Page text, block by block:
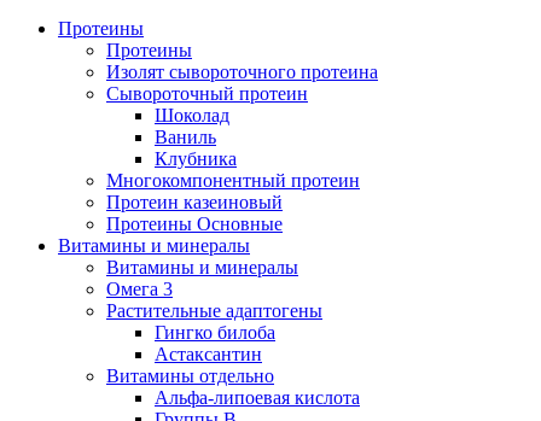
Протеины
Протеины
Изолят сывороточного протеина
Сывороточный протеин
Шоколад
Ваниль
Клубника
Многокомпонентный протеин
Протеин казеиновый
Протеины Основные
Витамины и минералы
Витамины и минералы
Омега 3
Растительные адаптогены
Гингко билоба
Астаксантин
Витамины отдельно
Альфа-липоевая кислота